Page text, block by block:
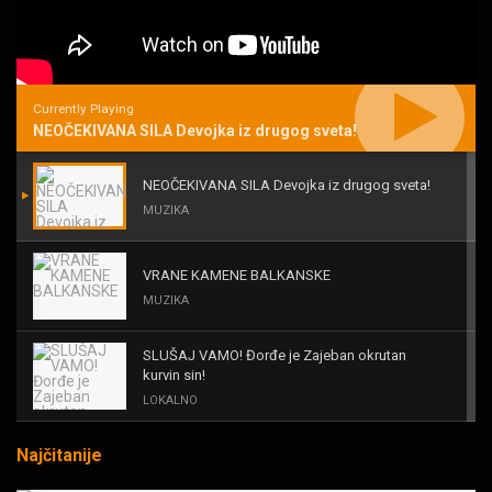
Currently Playing
NEOČEKIVANA SILA Devojka iz drugog sveta!
NEOČEKIVANA SILA Devojka iz drugog sveta!
MUZIKA
VRANE KAMENE BALKANSKE
MUZIKA
SLUŠAJ VAMO! Đorđe je Zajeban okrutan
kurvin sin!
LOKALNO
Najčitanije